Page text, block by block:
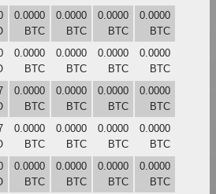
0.0000
BTC
0.0000
BTC
0.0000
BTC
0.0000
BTC
0.0000
BTC
0.0000
BTC
0.0000
BTC
0.0000
BTC
0.0000
BTC
0.0000
BTC
0.0000
BTC
0.0000
BTC
0.0000
BTC
0.0000
BTC
0.0000
BTC
0.0000
BTC
0.0000
BTC
0.0000
BTC
0.0000
BTC
0.0000
BTC